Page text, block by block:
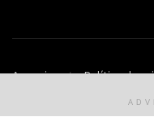
Anunciar Política de